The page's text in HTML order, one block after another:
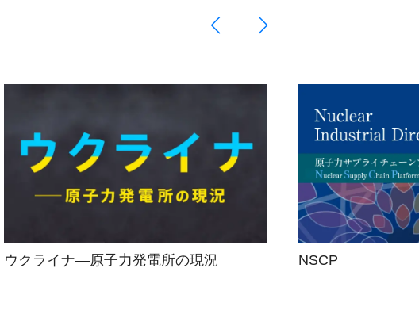
ウクライナ―原子力発電所の現況 NSCP